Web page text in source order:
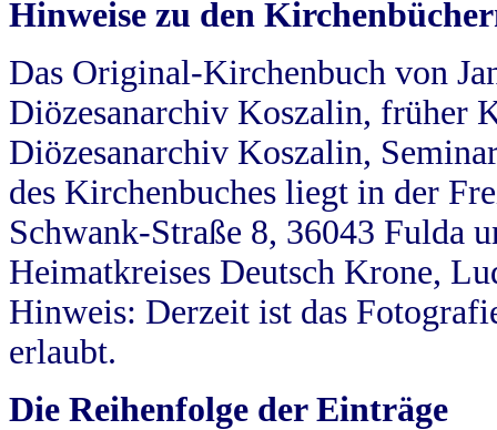
Hinweise zu den
Das Original-Kirchenbuch von
Diözesanarchiv Koszalin, früher
Diözesanarchiv Koszalin,
des Kirchenbuches liegt in der
Schwank-Straße 8, 36043 Fulda
Heimatkreises Deutsch Krone,
Hinweis: Derzeit ist das
erlaubt.
Die Reihenfolge der Einträge